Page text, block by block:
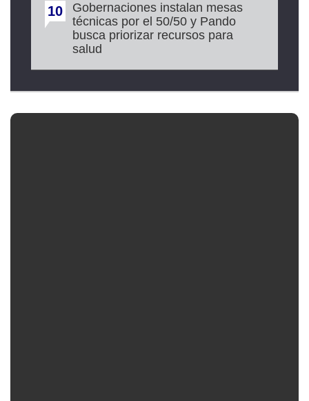
10
Gobernaciones instalan mesas
técnicas por el 50/50 y Pando
busca priorizar recursos para
salud